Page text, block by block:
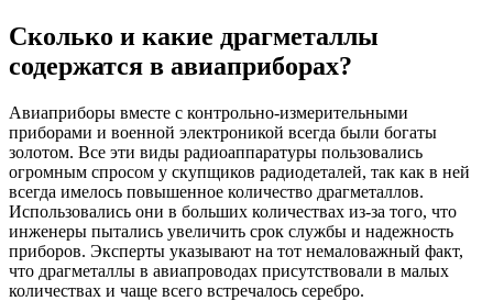
Сколько и какие драгметаллы
содержатся в авиаприборах?
Авиаприборы вместе с контрольно-измерительными
приборами и военной электроникой всегда были богаты
золотом. Все эти виды радиоаппаратуры пользовались
огромным спросом у скупщиков радиодеталей, так как в ней
всегда имелось повышенное количество драгметаллов.
Использовались они в больших количествах из-за того, что
инженеры пытались увеличить срок службы и надежность
приборов. Эксперты указывают на тот немаловажный факт,
что драгметаллы в авиапроводах присутствовали в малых
количествах и чаще всего встречалось серебро.